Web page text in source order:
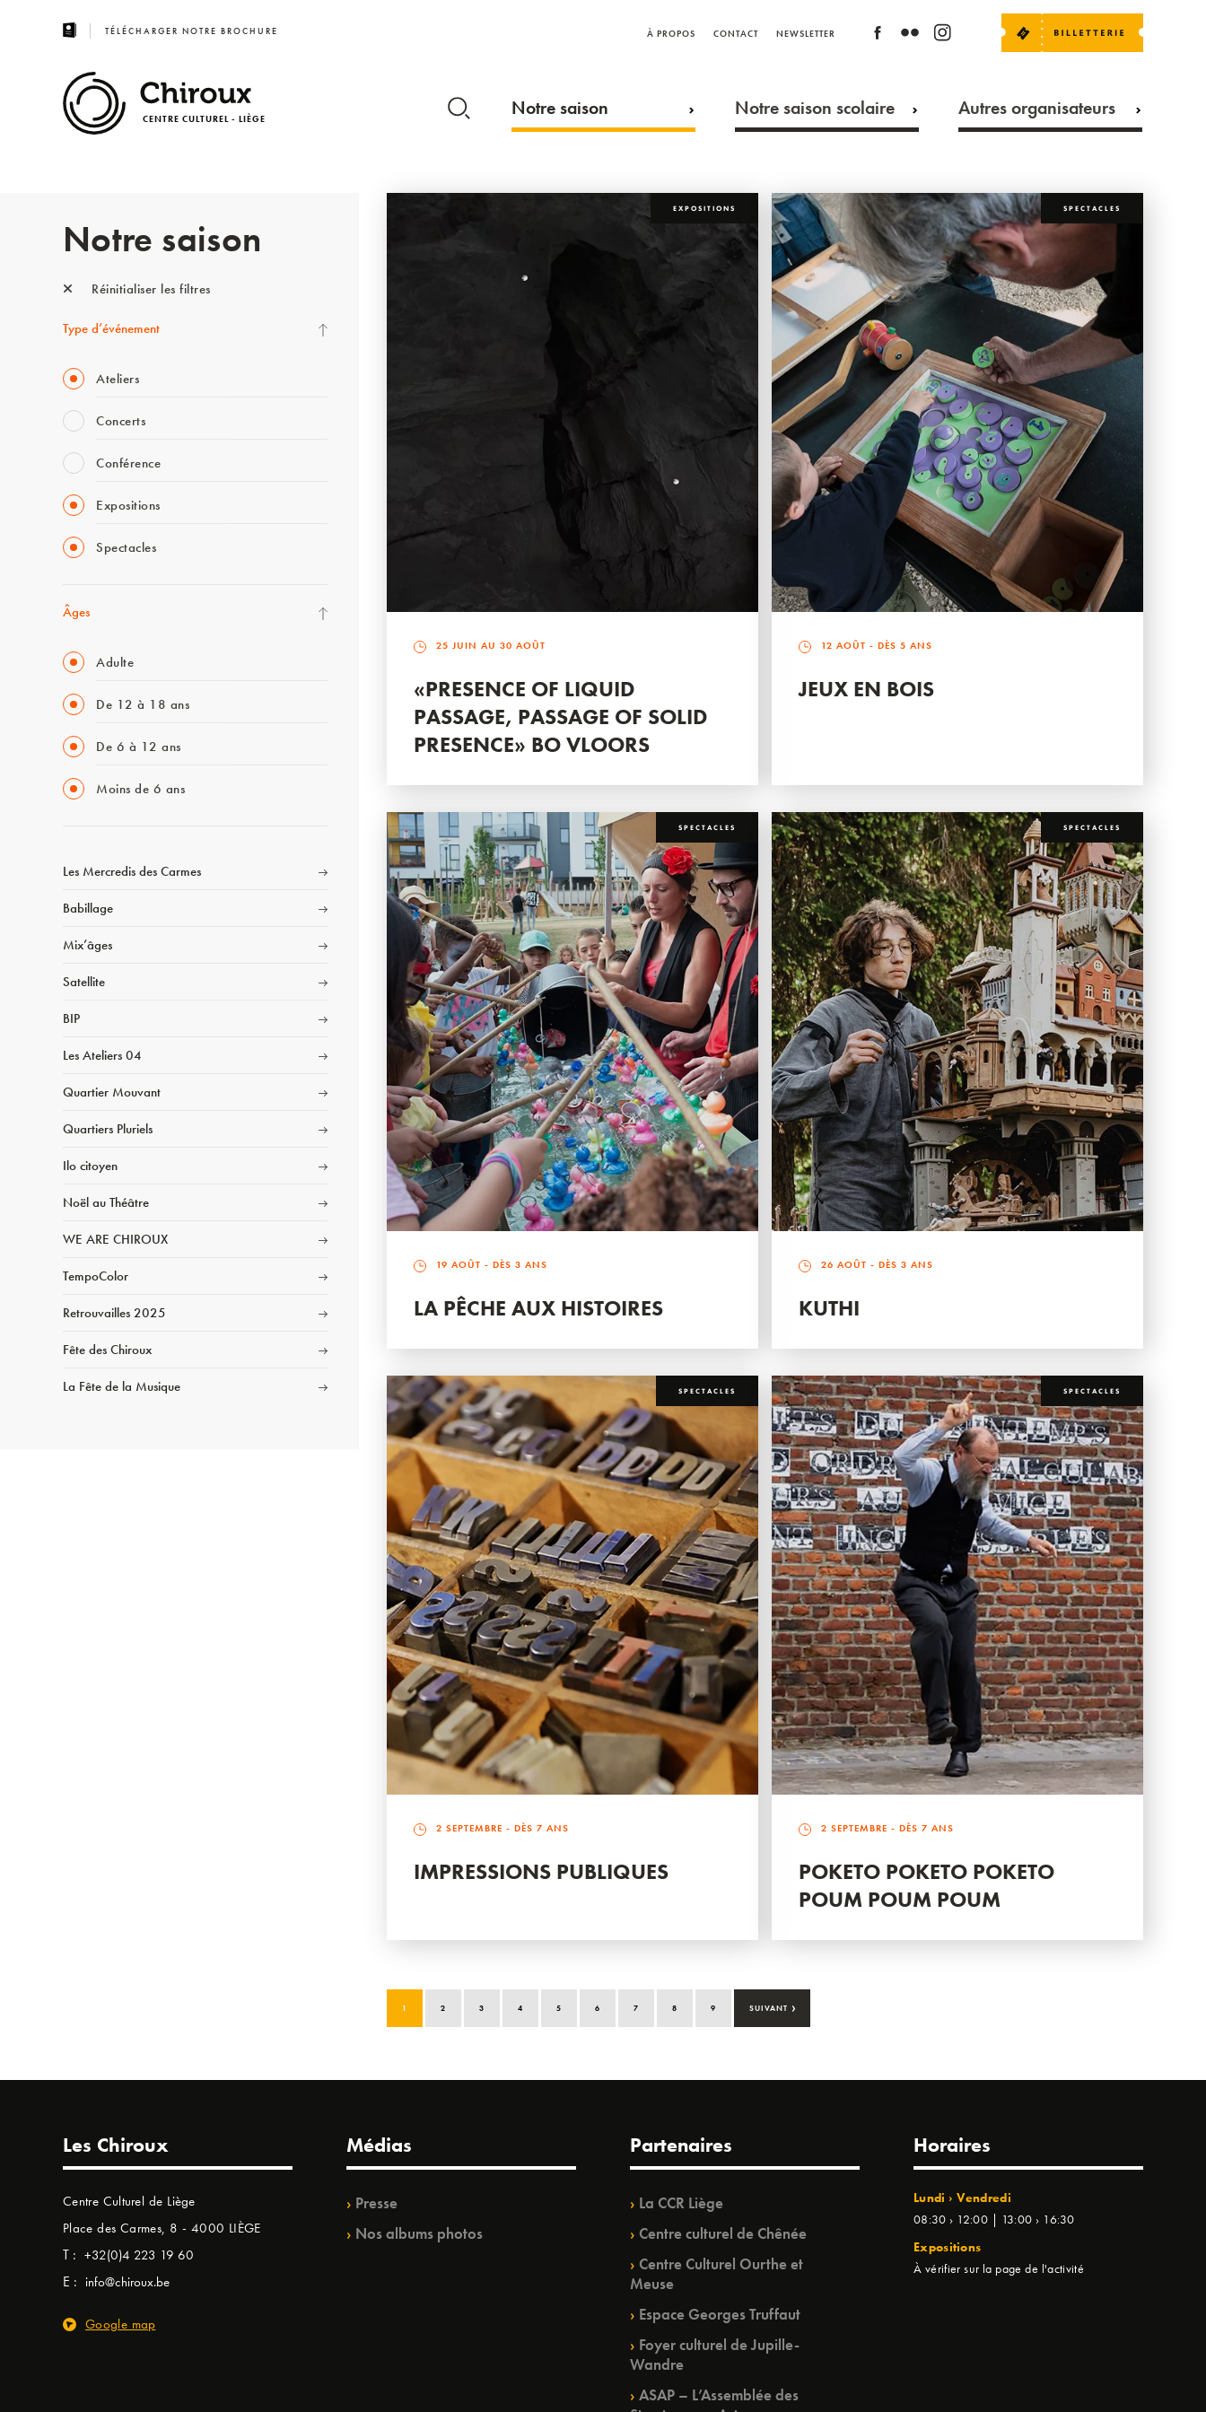
TÉLÉCHARGER NOTRE BROCHURE À PROPOS CONTACT NEWSLETTER
CENTRE CULTUREL - LIÈGE Notre saison Notre saison scolaire Autres organisateurs
Notre saison
Réinitialiser les filtres
Type d’événement
Ateliers
Concerts
Conférence
Expositions
Spectacles
Âges
Adulte
De 12 à 18 ans
De 6 à 12 ans
Moins de 6 ans
Les Mercredis des Carmes
Babillage
Mix’âges
Satellite
BIP
Les Ateliers 04
Quartier Mouvant
Quartiers Pluriels
Ilo citoyen
Noël au Théâtre
WE ARE CHIROUX
TempoColor
Retrouvailles 2025
Fête des Chiroux
La Fête de la Musique
EXPOSITIONS
25 JUIN AU 30 AOÛT
«PRESENCE OF LIQUID
PASSAGE, PASSAGE OF SOLID
PRESENCE» BO VLOORS
SPECTACLES
12 AOÛT - DÈS 5 ANS
JEUX EN BOIS
SPECTACLES
19 AOÛT - DÈS 3 ANS
LA PÊCHE AUX HISTOIRES
SPECTACLES
26 AOÛT - DÈS 3 ANS
KUTHI
SPECTACLES
2 SEPTEMBRE - DÈS 7 ANS
IMPRESSIONS PUBLIQUES
SPECTACLES
2 SEPTEMBRE - DÈS 7 ANS
POKETO POKETO POKETO
POUM POUM POUM
1 2 3 4 5 6 7 8 9 SUIVANT ›
Les Chiroux
Centre Culturel de Liège
Place des Carmes, 8 - 4000 LIÈGE
T : +32(0)4 223 19 60
E : info@chiroux.be
Google map
Médias
Presse
Nos albums photos
Partenaires
La CCR Liège
Centre culturel de Chênée
Centre Culturel Ourthe et
Meuse
Espace Georges Truffaut
Foyer culturel de Jupille-
Wandre
ASAP – L’Assemblée des
Horaires
Lundi › Vendredi
08:30 › 12:00 | 13:00 › 16:30
Expositions
À vérifier sur la page de l'activité